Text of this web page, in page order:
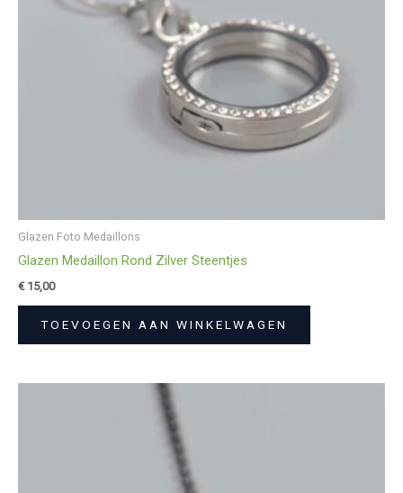
Glazen Foto Medaillons
Glazen Medaillon Rond Zilver Steentjes
€15,00
TOEVOEGEN AAN WINKELWAGEN